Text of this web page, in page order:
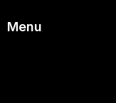
Menu